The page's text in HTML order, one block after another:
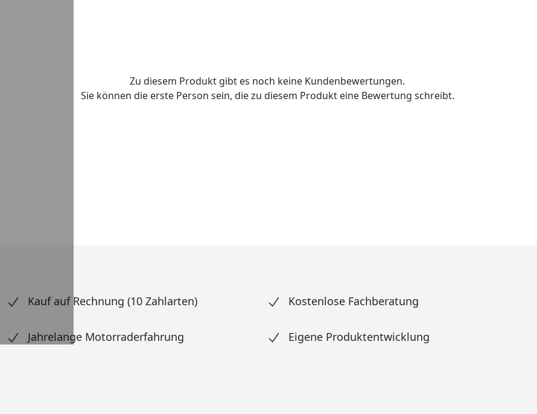
Zu diesem Produkt gibt es noch keine Kundenbewertungen.
Sie können die erste Person sein, die zu diesem Produkt eine Bewertung schreibt.
Kauf auf Rechnung (10 Zahlarten) Kostenlose Fachberatung
Jahrelange Motorraderfahrung Eigene Produktentwicklung